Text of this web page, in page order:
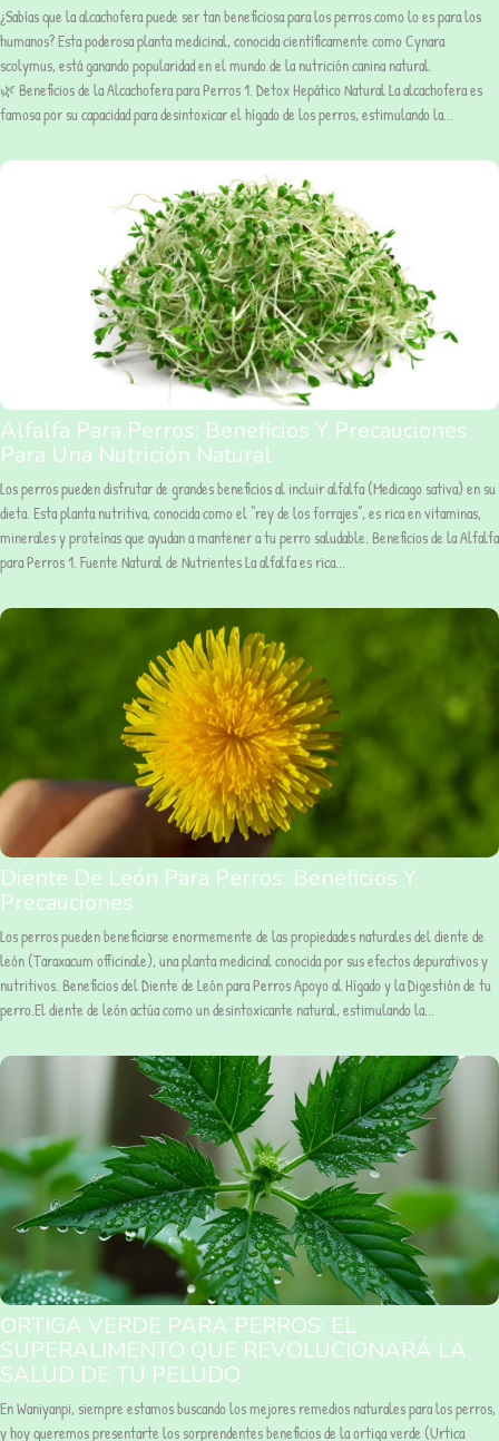
¿Sabías que la alcachofera puede ser tan beneficiosa para los perros como lo es para los
humanos? Esta poderosa planta medicinal, conocida científicamente como Cynara
scolymus, está ganando popularidad en el mundo de la nutrición canina natural.
🌿 Beneficios de la Alcachofera para Perros 1. Detox Hepático Natural La alcachofera es
famosa por su capacidad para desintoxicar el hígado de los perros, estimulando la...
Alfalfa Para Perros: Beneficios Y Precauciones
Para Una Nutrición Natural
Los perros pueden disfrutar de grandes beneficios al incluir alfalfa (Medicago sativa) en su
dieta. Esta planta nutritiva, conocida como el “rey de los forrajes”, es rica en vitaminas,
minerales y proteínas que ayudan a mantener a tu perro saludable. Beneficios de la Alfalfa
para Perros 1. Fuente Natural de Nutrientes La alfalfa es rica...
Diente De León Para Perros: Beneficios Y
Precauciones
Los perros pueden beneficiarse enormemente de las propiedades naturales del diente de
león (Taraxacum officinale), una planta medicinal conocida por sus efectos depurativos y
nutritivos. Beneficios del Diente de León para Perros Apoyo al Hígado y la Digestión de tu
perro.El diente de león actúa como un desintoxicante natural, estimulando la...
ORTIGA VERDE PARA PERROS: EL
SUPERALIMENTO QUE REVOLUCIONARÁ LA
SALUD DE TU PELUDO
En Waniyanpi, siempre estamos buscando los mejores remedios naturales para los perros,
y hoy queremos presentarte los sorprendentes beneficios de la ortiga verde (Urtica